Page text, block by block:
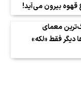
بیرون می‌آید!
معمای
دیگر فقط «لکه»